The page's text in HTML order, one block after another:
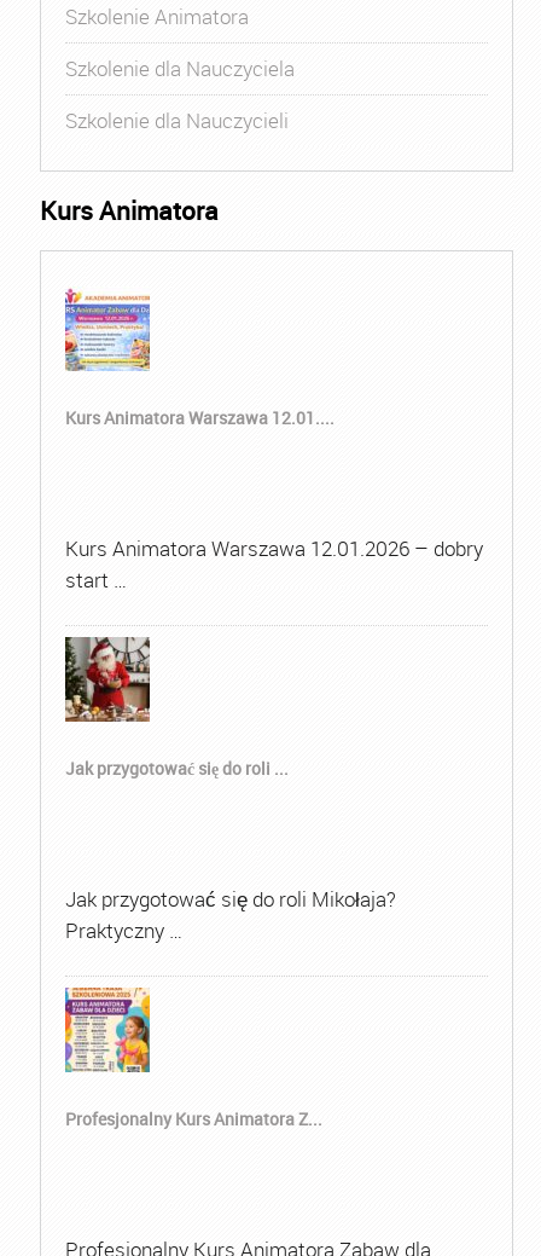
Szkolenie Animatora
Szkolenie dla Nauczyciela
Szkolenie dla Nauczycieli
Kurs Animatora
Kurs Animatora Warszawa 12.01....
Kurs Animatora Warszawa 12.01.2026 – dobry
start …
Jak przygotować się do roli ...
Jak przygotować się do roli Mikołaja?
Praktyczny …
Profesjonalny Kurs Animatora Z...
Profesjonalny Kurs Animatora Zabaw dla